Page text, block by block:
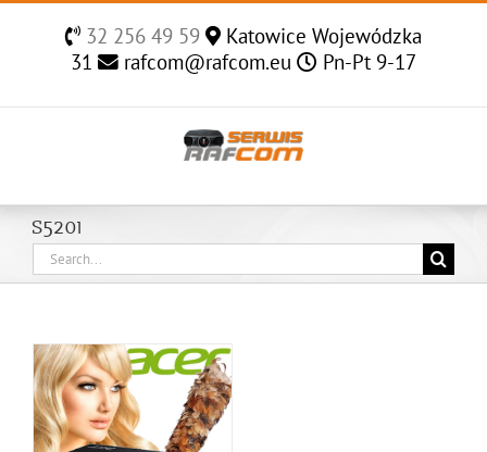
32 256 49 59
Katowice Wojewódzka
31
rafcom@rafcom.eu Pn-Pt 9-17
S5201
Search
for: